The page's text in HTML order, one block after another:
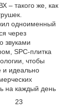
– такого же, как
одноименный
через
звуками
SPC-плитка
чтобы
и идеально
на каждый день
23